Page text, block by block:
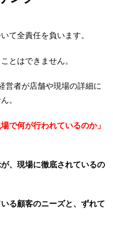
て全責任を負います。
とはできません。
営者が店舗や現場の詳細に
。
場で何が行われているのか」
、現場に徹底されているの
る顧客のニーズと、ずれて